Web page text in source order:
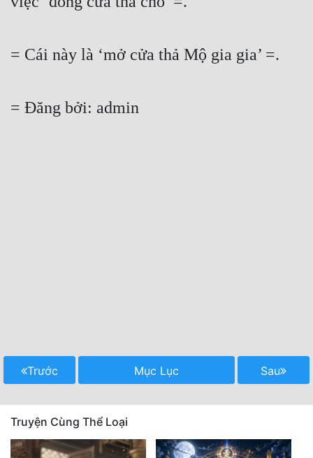
= Cái này là ‘mở cửa thả Mộ gia gia’ =.
= Đăng bởi: admin
Trước Mục Lục Sau
Truyện Cùng Thể Loại